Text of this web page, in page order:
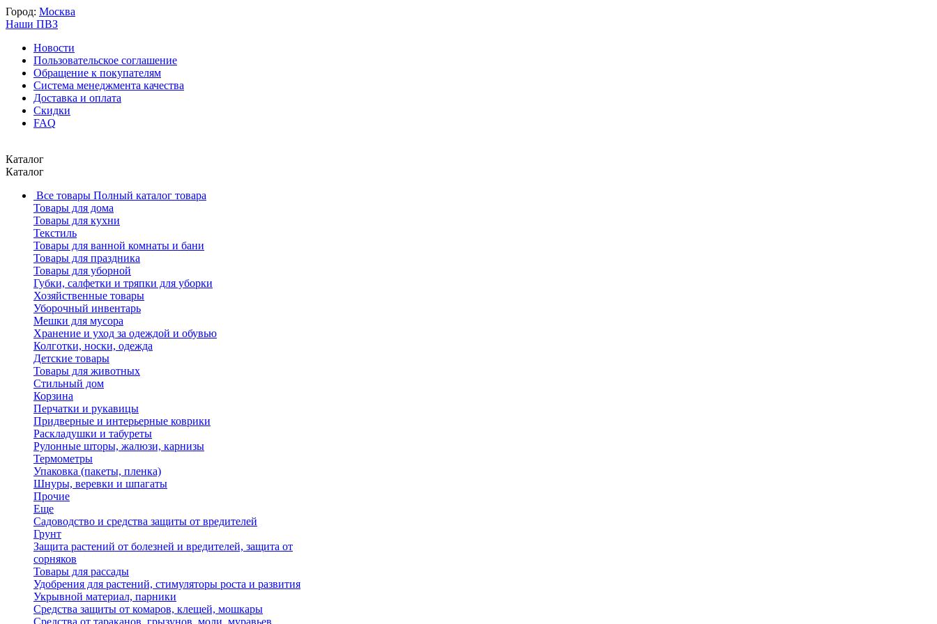
Город: Москва
Наши ПВЗ
Новости
Пользовательское соглашение
Обращение к покупателям
Система менеджмента качества
Доставка и оплата
Скидки
FAQ
Каталог
Каталог
Все товары Полный каталог товара
Товары для дома
Товары для кухни
Текстиль
Товары для ванной комнаты и бани
Товары для праздника
Товары для уборной
Губки, салфетки и тряпки для уборки
Хозяйственные товары
Уборочный инвентарь
Мешки для мусора
Хранение и уход за одеждой и обувью
Колготки, носки, одежда
Детские товары
Товары для животных
Стильный дом
Корзина
Перчатки и рукавицы
Придверные и интерьерные коврики
Раскладушки и табуреты
Рулонные шторы, жалюзи, карнизы
Термометры
Упаковка (пакеты, пленка)
Шнуры, веревки и шпагаты
Прочие
Еще
Садоводство и средства защиты от вредителей
Грунт
Защита растений от болезней и вредителей, защита от
сорняков
Товары для рассады
Удобрения для растений, стимуляторы роста и развития
Укрывной материал, парники
Средства защиты от комаров, клещей, мошкары
Средства от тараканов, грызунов, моли, муравьев